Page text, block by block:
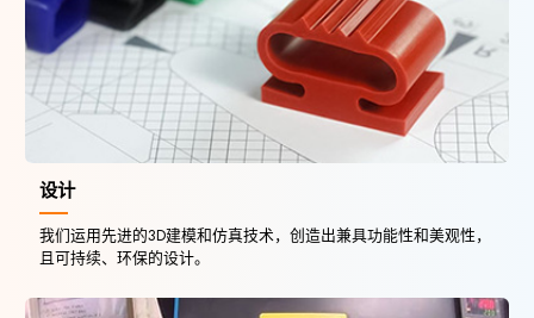
设计
我们运用先进的3D建模和仿真技术，创造出兼具功能性和美观性，
且可持续、环保的设计。